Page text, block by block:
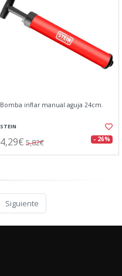
Bomba inflar manual aguja 24cm.
STEIN
4,29€ 5,82€ - 26%
Siguiente